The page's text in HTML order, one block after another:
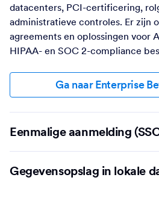
datacenters, PCI-certificering,
administratieve controles. Er zijn
agreements en oplossingen voor
HIPAA- en SOC 2-compliance
Ga naar Enterprise
Eenmalige aanmelding
Gegevensopslag in lokale